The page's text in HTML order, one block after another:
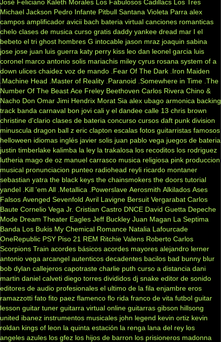
José Feliciano Kaleth Morales Los Fabulosos Cadillacs
Los Tres
Michael Jackson Pedro Infante Pitbull Santana Violeta Parra alex
campos amplificador avicii bach bateria virtual canciones romanticas
chelo clases de musica curso gratis daddy yankee dread mar I el
bebeto el tri ghost hombres G intocable jason mraz joaquin sabina
jose jose juan luis guerra katy perry kiss leo dan leonel garcia luis
coronel marco antonio solis mariachis miley cyrus rosana system of a
down ulices chaidez voz de mando .Fear Of The Dark .Iron Maiden
.Machine Head
.Master of Reality .Paranoid .Somewhere in Time .The
Number Of The Beast Ace Freley Beethoven Carlos Rivera Chino &
Nacho Don Omar Jimi Hendrix Morat Sia alex ubago armonica backing
track banda carnaval bon jovi cali y el dandee calle 13 chris brown
christine d'clario clases de bateria concurso cursos daft punk division
minuscula dragon ball z eric clapton escalas fotos guitarristas famosos
helloween idiomas inglés javier solis juan pablo vega juegos de bateria
justin timberlake kalimba la ley la trakalosa los recoditos los rodriguez
lutheria mago de oz manuel carrasco musica religiosa pink produccion
musical pronunciacion punteo radiohead reyli ricardo montaner
sebastian yatra the black keys the chainsmokers the doors tutorial
yandel .Kill 'em All .Metallica .Powerslave Aerosmith Alkilados Ases
Falsos Avenged Sevenfold Avril Lavigne Bersuit Vergarabat Carlos
Baute Cornelio Vega Jr. Cristian Castro DNCE David Guetta Depeche
Mode Dream Theater Eagles Jeff Buckley Juan Magan La Septima
Banda Los Bukis My Chemical Romance Natalia Lafourcade
OneRepublic PSY Piso 21 REM Ritchie Valens Roberto Carlos
Scorpions Train acordes básicos acordes mayores alejandro lerner
antonio vega arcangel autenticos decadentes bacilos bad bunny blur
bob dylan callejeros capotraste charlie puth curso a distancia dani
martin daniel calveti diego torres divididos dj snake editor de sonido
editores de audio profesionales el ultimo de la fila enjambre eros
ramazzotti fato fito paez flamenco flo rida franco de vita futbol guitar
lesson guitar tuner guitarra virtual online guitarras gibson hillsong
united ibanez instrumentos musicales john legend kevin ortiz kevin
roldan kings of leon la quinta estación la renga lana del rey los
angeles azules los gfez los hijos de barron los prisioneros madonna